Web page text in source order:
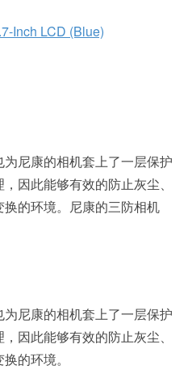
Inch LCD (Blue)
尼康的相机套上了一层保护
因此能够有效的防止灰尘、
的环境。尼康的三防相机
尼康的相机套上了一层保护
因此能够有效的防止灰尘、
的环境。